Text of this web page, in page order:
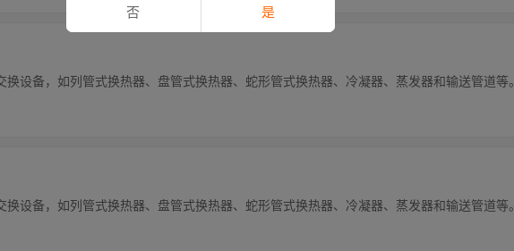
设备，如列管式换热器、盘管式换热器、蛇形管式换热器、冷凝器、蒸发器和输送管道等。
否 是